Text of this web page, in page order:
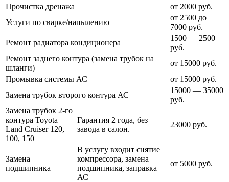
Прочистка дренажа
от 2000 руб.
Услуги по сварке/напылению
от 2500 до
7000 руб.
Ремонт радиатора кондиционера
1500 — 2500
руб.
Ремонт заднего контура (замена трубок на
шланги)
от 15000 руб.
Промывка системы АС
от 15000 руб.
Замена трубок второго контура АС
15000 — 35000
руб.
Замена трубок 2-го
контура Toyota
Land Cruiser 120,
100, 150
Гарантия 2 года, без
завода в салон.
23000 руб.
Замена
подшипника
В услугу входит снятие
компрессора, замена
подшипника, заправка
АС
от 5000 руб.